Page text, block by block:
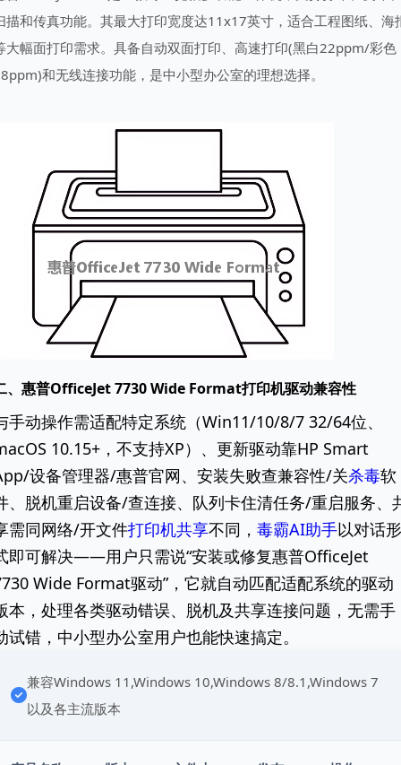
描和传真功能。其最大打印宽度达11x17英寸，适合工程图纸、海
大幅面打印需求。具备自动双面打印、高速打印(黑白22ppm/彩色
和无线连接功能，是中小型办公室的理想选择。
、惠普OfficeJet 7730 Wide Format打印机驱动兼容性
手动操作需适配特定系统（Win11/10/8/7 32/64位、
10.15+，不支持XP）、更新驱动靠HP Smart
设备管理器/惠普官网、安装失败查兼容性/关杀毒软
、脱机重启设备/查连接、队列卡住清任务/重启服务、
需同网络/开文件打印机共享不同， 毒霸AI助手以对话形
即可解决——用户只需说“安装或修复惠普OfficeJet
Wide Format驱动”，它就自动匹配适配系统的驱动
本，处理各类驱动错误、脱机及共享连接问题，无需手
试错，中小型办公室用户也能快速搞定。
兼容Windows 11,Windows 10,Windows 8/8.1,Windows 7
以及各主流版本